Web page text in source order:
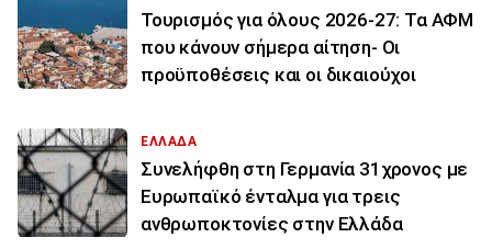
Τουρισμός για όλους 2026-27: Τα ΑΦΜ
που κάνουν σήμερα αίτηση- Οι
προϋποθέσεις και οι δικαιούχοι
ΕΛΛΑΔΑ
Συνελήφθη στη Γερμανία 31χρονος με
Ευρωπαϊκό ένταλμα για τρεις
ανθρωποκτονίες στην Ελλάδα